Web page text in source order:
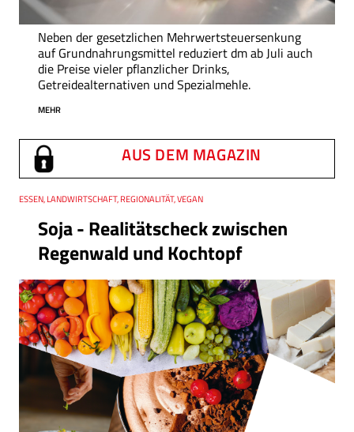
Neben der gesetzlichen Mehrwertsteuersenkung
auf Grundnahrungsmittel reduziert dm ab Juli auch
die Preise vieler pflanzlicher Drinks,
Getreidealternativen und Spezialmehle.
MEHR
AUS DEM MAGAZIN
Soja - Realitätscheck zwischen
Regenwald und Kochtopf
Thema
ESSEN, LANDWIRTSCHAFT, REGIONALITÄT, VEGAN